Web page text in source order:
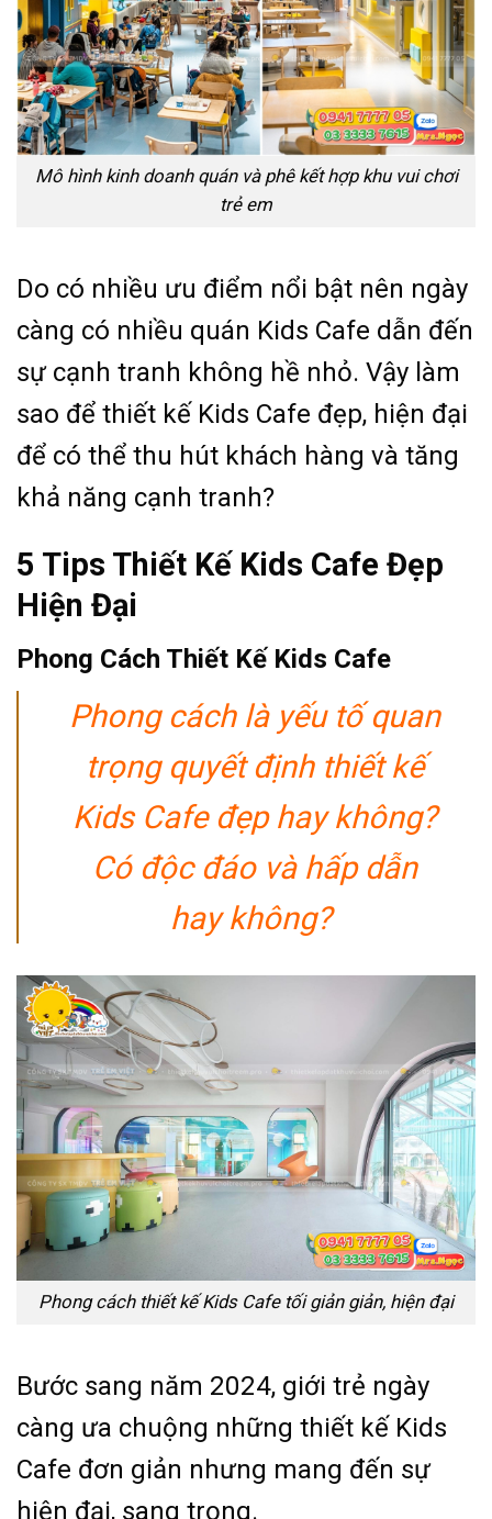
Mô hình kinh doanh quán và phê kết hợp khu vui chơi
trẻ em
Do có nhiều ưu điểm nổi bật nên ngày
càng có nhiều quán Kids Cafe dẫn đến
sự cạnh tranh không hề nhỏ. Vậy làm
sao để thiết kế Kids Cafe đẹp, hiện đại
để có thể thu hút khách hàng và tăng
khả năng cạnh tranh?
5 Tips Thiết Kế Kids Cafe Đẹp
Hiện Đại
Phong Cách Thiết Kế Kids Cafe
Phong cách là yếu tố quan
trọng quyết định thiết kế
Kids Cafe đẹp hay không?
Có độc đáo và hấp dẫn
hay không?
Phong cách thiết kế Kids Cafe tối giản giản, hiện đại
Bước sang năm 2024, giới trẻ ngày
càng ưa chuộng những thiết kế Kids
Cafe đơn giản nhưng mang đến sự
hiện đại, sang trọng.